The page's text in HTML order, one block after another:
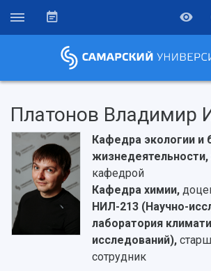
Платонов Владимир
Кафедра экологии и
жизнедеятельности,
кафедрой
Кафедра химии,
НИЛ-213 (Научно-
лаборатория
исследований),
сотрудник